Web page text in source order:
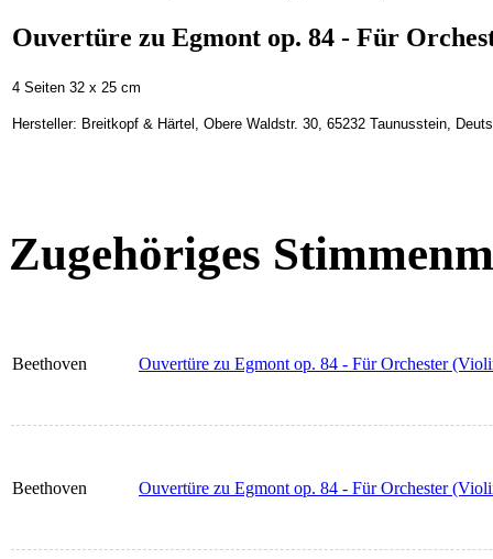
Ouvertüre zu Egmont op. 84 - Für
4 Seiten 32 x 25 cm
Hersteller: Breitkopf & Härtel, Obere Waldstr. 30, 65232 Taunusstein,
Zugehöriges
Beethoven Ouvertüre zu Egmont op. 84 - Für Orchester
Beethoven Ouvertüre zu Egmont op. 84 - Für Orchester